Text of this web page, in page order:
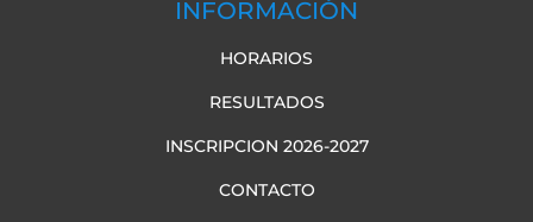
INFORMACIÓN
HORARIOS
RESULTADOS
INSCRIPCION 2026-2027
CONTACTO